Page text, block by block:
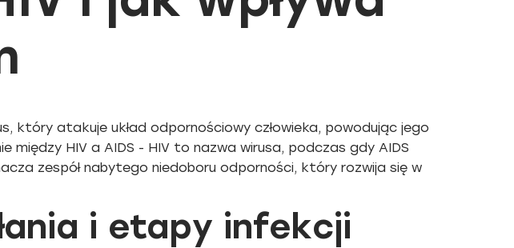
który atakuje układ odpornościowy człowieka, powodując jego
między HIV a AIDS - HIV to nazwa wirusa, podczas gdy AIDS
zespół nabytego niedoboru odporności, który rozwija się w
i etapy infekcji